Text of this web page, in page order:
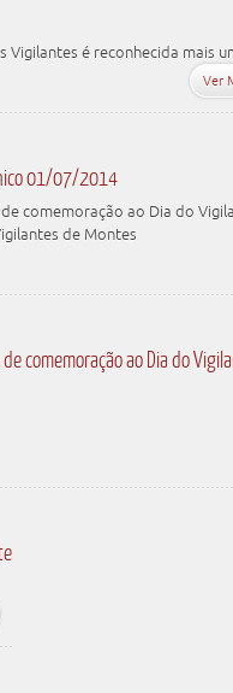
Vigilantes é reconhecida mais
Ver
01/07/2014
comemoração ao Dia do
de Montes
comemoração ao Dia do